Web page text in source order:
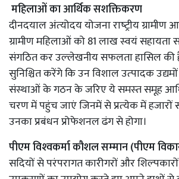
महिलाओं का आर्थिक सशक्तिकरण
दीनदयाल अंत्‍योदय योजना राष्‍ट्रीय
ग्रामीण महिलाओं को 81 लाख स्‍वयं
संगठित कर उल्‍लेखनीय सफलता हासिल
सुनिश्चित करेंगे कि उन विशाल उत्‍पादक
संस्‍थाओं के गठन के जरिए ये समस्‍त समूह
चरण में पहुंच जाएं जिनमें से प्रत्‍येक में हजारों
उनका प्रबंधन प्रोफेशनल ढंग से होगा।
पीएम विश्‍वकर्मा कौशल सम्‍मान (पीएम
सदियों से परंपरागत कारीगरों और